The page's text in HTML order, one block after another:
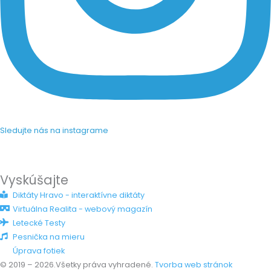
Sledujte nás na instagrame
Vyskúšajte
Diktáty Hravo - interaktívne diktáty
Virtuálna Realita - webový magazín
Letecké Testy
Pesnička na mieru
Úprava fotiek
© 2019 – 2026.Všetky práva vyhradené. Tvorba web stránok